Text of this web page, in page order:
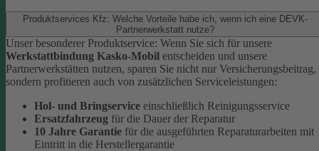
Produktservices Kfz: Welche Vorteile habe ich, wenn ich eine DEVK-
Partnerwerkstatt nutze?
Unser besonderer Produktservice: Wenn Sie sich für unsere
Werkstattbindung Kasko-Mobil entscheiden und unsere
Partnerwerkstätten nutzen, sparen Sie nicht nur Versicherungsbeitrag,
sondern profitieren auch von zusätzlichen Serviceleistungen:
Hol- und Bringservice einschließlich Reinigungsservice
Ersatzfahrzeug für die Dauer der Reparatur
10 Jahre Garantie für die ausgeführten Reparaturarbeiten mit
Eintritt in die Herstellergarantie